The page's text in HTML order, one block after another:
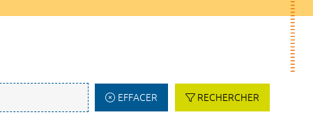
EFFACER RECHERCHER